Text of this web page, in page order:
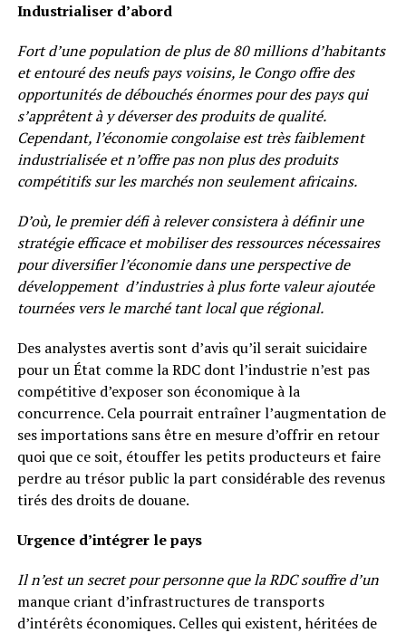
Industrialiser d’abord
Fort d’une population de plus de 80 millions d’habitants
et entouré des neufs pays voisins, le Congo offre des
opportunités de débouchés énormes pour des pays qui
s’apprêtent à y déverser des produits de qualité.
Cependant, l’économie congolaise est très faiblement
industrialisée et n’offre pas non plus des produits
compétitifs sur les marchés non seulement africains.
D’où, le premier défi à relever consistera à définir une
stratégie efficace et mobiliser des ressources nécessaires
pour diversifier l’économie dans une perspective de
développement d’industries à plus forte valeur ajoutée
tournées vers le marché tant local que régional.
Des analystes avertis sont d’avis qu’il serait suicidaire
pour un État comme la RDC dont l’industrie n’est pas
compétitive d’exposer son économique à la
concurrence. Cela pourrait entraîner l’augmentation de
ses importations sans être en mesure d’offrir en retour
quoi que ce soit, étouffer les petits producteurs et faire
perdre au trésor public la part considérable des revenus
tirés des droits de douane.
Urgence d’intégrer le pays
Il n’est un secret pour personne que la RDC souffre d’un
manque criant d’infrastructures de transports
d’intérêts économiques. Celles qui existent, héritées de